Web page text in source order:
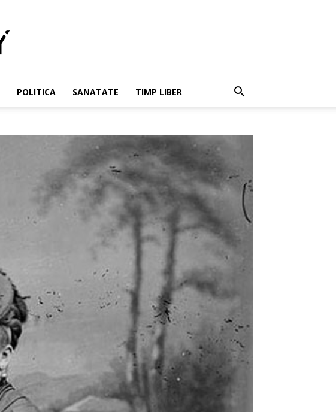
POLITICA SANATATE TIMP LIBER